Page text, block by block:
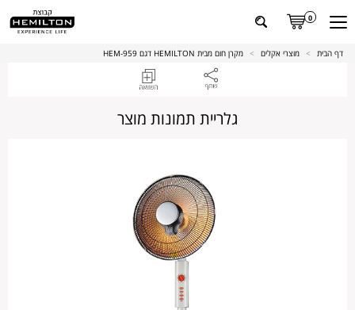
0
דף הבית > מוצרי אקלים > מקרן חום מבית HEMILTON דגם HEM-959
גלריית תמונות מוצר